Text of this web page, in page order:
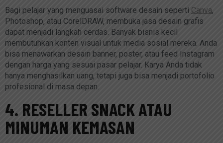
Bagi pelajar yang menguasai software desain seperti Canva,
Photoshop, atau CorelDRAW, membuka jasa desain grafis
dapat menjadi langkah cerdas. Banyak bisnis kecil
membutuhkan konten visual untuk media sosial mereka. Anda
bisa menawarkan desain banner, poster, atau feed Instagram
dengan harga yang sesuai pasar pelajar. Karya Anda tidak
hanya menghasilkan uang, tetapi juga bisa menjadi portofolio
profesional di masa depan.
4. RESELLER SNACK ATAU
MINUMAN KEMASAN